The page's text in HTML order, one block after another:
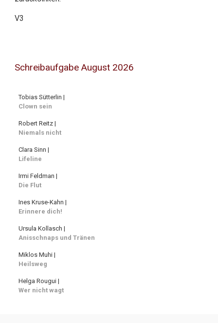
V3
Schreibaufgabe August 2026
Tobias Sütterlin |
Clown sein
Robert Reitz |
Niemals nicht
Clara Sinn |
Lifeline
Irmi Feldman |
Die Flut
Ines Kruse-Kahn |
Erinnere dich!
Ursula Kollasch |
Anisschnaps und Tränen
Miklos Muhi |
Heilsweg
Helga Rougui |
Wer nicht wagt